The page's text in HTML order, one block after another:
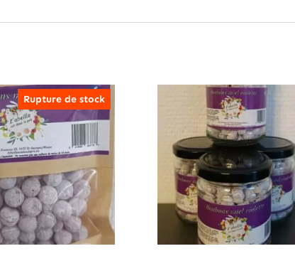
Rupture de stock